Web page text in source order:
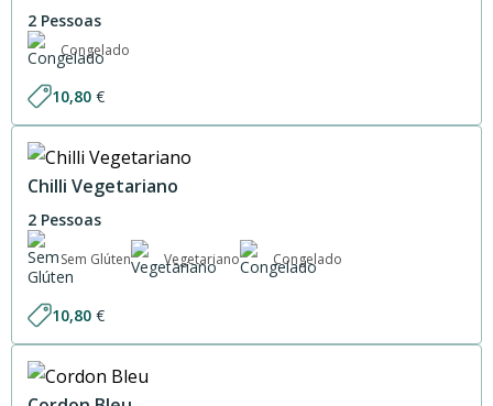
2 Pessoas
Congelado
10,80 €
Chilli Vegetariano
2 Pessoas
Sem Glúten Vegetariano Congelado
10,80 €